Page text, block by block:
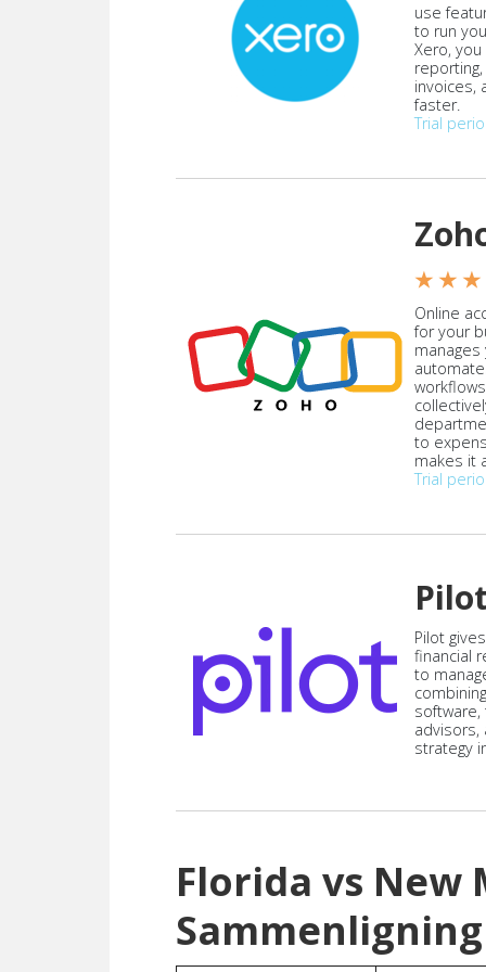
use
to run
Xero,
invoices,
faster.
Trial
★ ★
Online
for your
manages
to
makes it
Trial
Pilot
financial
to
advisors,
strategy
Florida vs New